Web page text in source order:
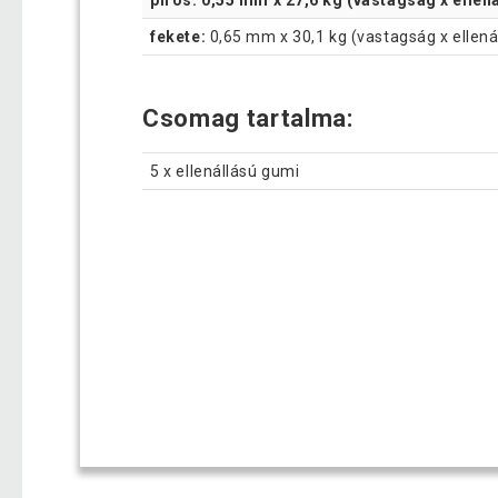
fekete: 0,65 mm x 30,1 kg (vastagság x
Csomag tartalma:
5 x ellenállású gumi